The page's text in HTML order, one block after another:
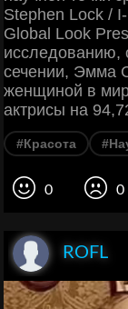
Stephen Lock /
Global Look
исследованию,
сечении, Эмма
женщиной в
актрисы на
#Красота
0 0
ROFL